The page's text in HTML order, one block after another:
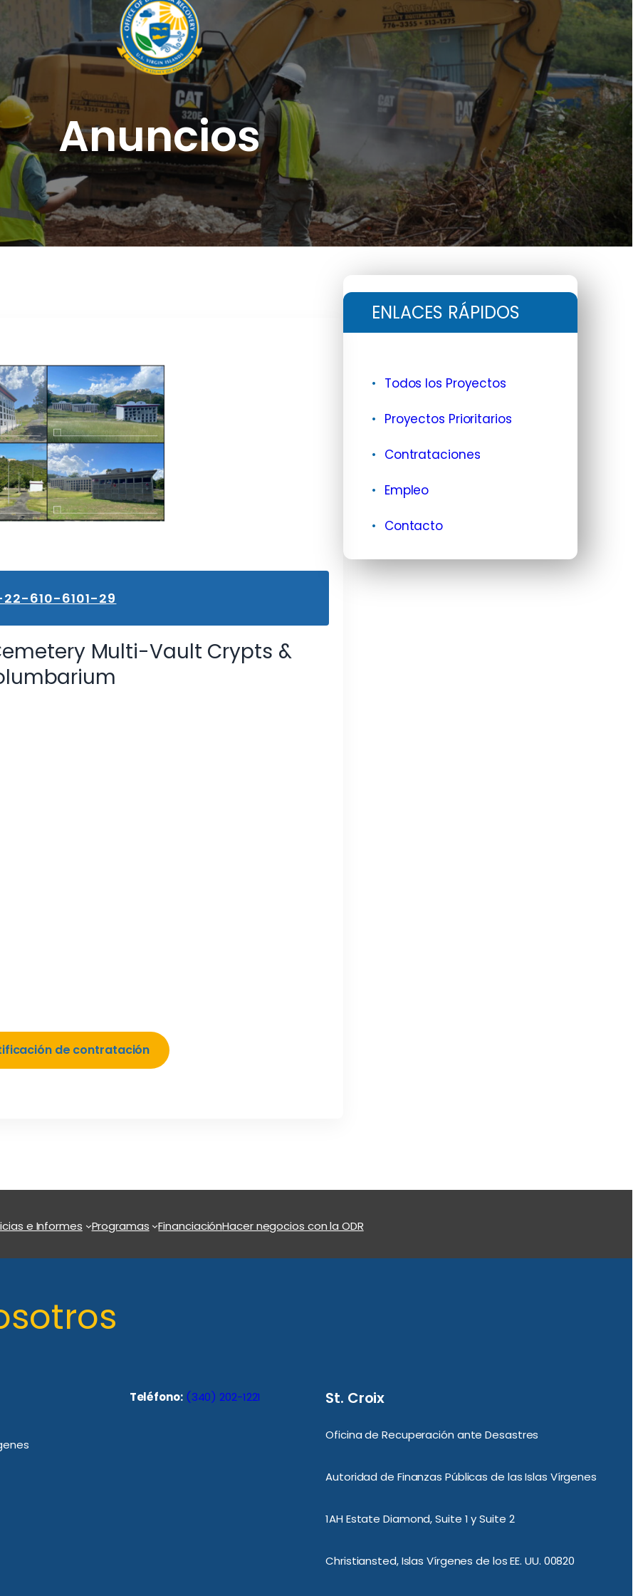
Anuncios
22-610-6101-29
Multi-Vault Crypts &
de contratación
ENLACES RÁPIDOS
Todos los Proyectos
Proyectos Prioritarios
Contrataciones
Empleo
Contacto
e Informes Programas FinanciaciónHacer negocios con la ODR
Teléfono: (340) 202-1221 St. Croix
Oficina de Recuperación ante Desastres
Autoridad de Finanzas Públicas de las Islas Vírgenes
1AH Estate Diamond, Suite 1 y Suite 2
Christiansted, Islas Vírgenes de los EE. UU. 00820